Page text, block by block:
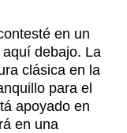
en un
debajo. La
clásica en la
para el
apoyado en
en una